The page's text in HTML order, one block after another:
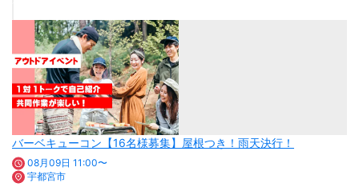
バーベキューコン【16名様募集】屋根つき！雨天決行！
08月09日 11:00〜
宇都宮市